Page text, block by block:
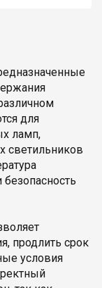
для
ламп,
светильников
продлить срок
условия